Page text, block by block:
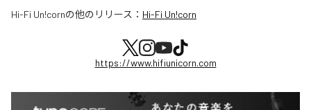
Hi-Fi Un!cornの他のリリース： Hi-Fi Un!corn
https://www.hifiunicorn.com